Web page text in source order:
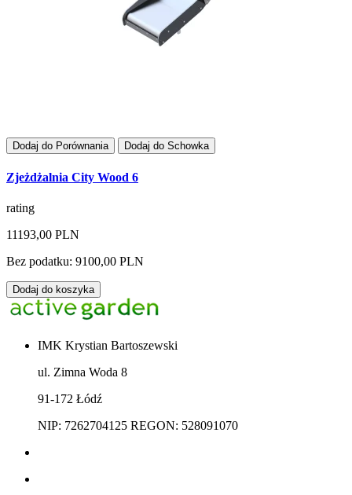
Dodaj do Porównania Dodaj do Schowka
Zjeżdżalnia City Wood 6
rating
11193,00 PLN
Bez podatku: 9100,00 PLN
Dodaj do koszyka
IMK Krystian Bartoszewski
ul. Zimna Woda 8
91-172 Łódź
NIP: 7262704125 REGON: 528091070